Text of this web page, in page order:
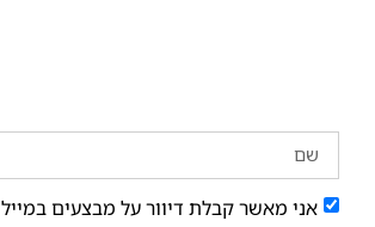
אני מאשר קבלת דיוור על מבצעים